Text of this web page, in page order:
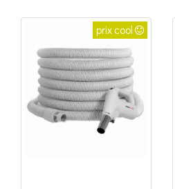
prix cool